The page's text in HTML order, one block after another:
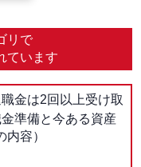
リで
ています
金は2回以上受け取
準備と今ある資産
容）